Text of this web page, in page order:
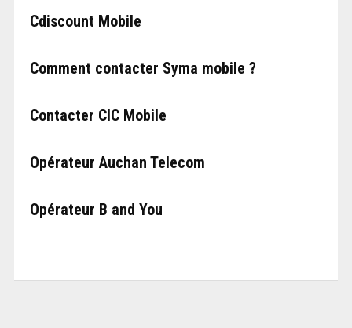
Cdiscount Mobile
Comment contacter Syma mobile ?
Contacter CIC Mobile
Opérateur Auchan Telecom
Opérateur B and You